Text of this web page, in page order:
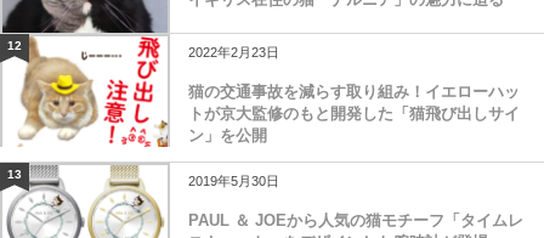
12 2022年2月23日
猫の交通事故を減らす取り組み！イエローハッ
トが京大監修のもと開発した「猫飛び出しサイ
ン」を公開
13 2019年5月30日
PAUL ＆ JOEから人気の猫モチーフ「タイムレ